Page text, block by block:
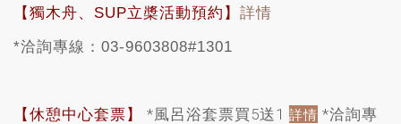
【獨木舟、SUP立槳活動預約】 詳情
*洽詢專線：03-9603808#1301
【休憩中心套票】 *風呂浴套票買5送1 詳情 *洽詢專